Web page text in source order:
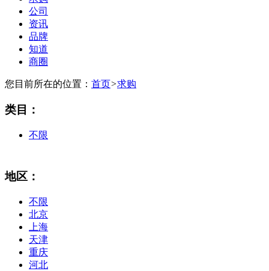
公司
资讯
品牌
知道
商圈
您目前所在的位置： 首页>求购
类目：
不限
地区：
不限
北京
上海
天津
重庆
河北